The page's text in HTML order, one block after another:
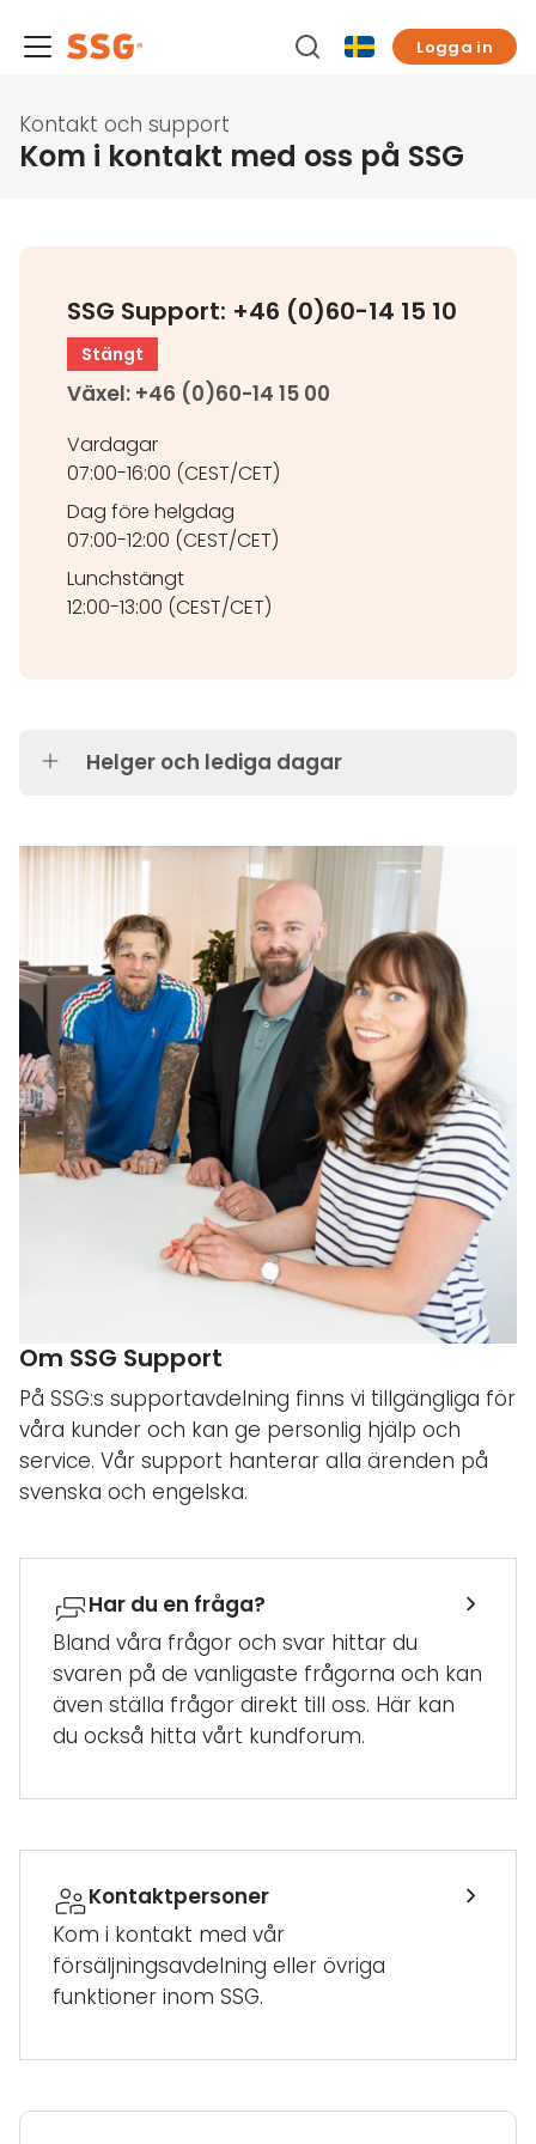
Logga in
Kontakt och support
Kom i kontakt med oss på SSG
SSG Support: +46 (0)60-14 15 10
Stängt
Växel: +46 (0)60-14 15 00
Vardagar
07:00-16:00 (CEST/CET)
Dag före helgdag
07:00-12:00 (CEST/CET)
Lunchstängt
12:00-13:00 (CEST/CET)
Helger och lediga dagar
Om SSG Support
På SSG:s supportavdelning finns vi tillgängliga för
våra kunder och kan ge personlig hjälp och
service. Vår support hanterar alla ärenden på
svenska och engelska.
Har du en fråga?
Bland våra frågor och svar hittar du
svaren på de vanligaste frågorna och kan
även ställa frågor direkt till oss. Här kan
du också hitta vårt kundforum.
Kontaktpersoner
Kom i kontakt med vår
försäljningsavdelning eller övriga
funktioner inom SSG.